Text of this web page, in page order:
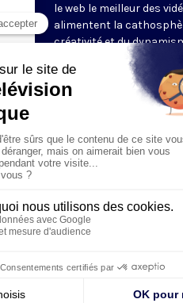
le web le meilleur des
alimentent la
créativité et du
Visiter la page de